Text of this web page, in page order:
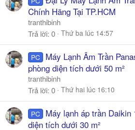
Chính Hãng Tại TP.HCM
tranthibinh
Trả lời 0 Thứ ba lúc 14:57
PC
Máy Lạnh Âm Trần
phòng diện tích dưới 50 m²
tranthibinh
Trả lời 0 Thứ hai lúc 16:10
PC
Máy lạnh áp trần Daikin
diện tích dưới 30 m²